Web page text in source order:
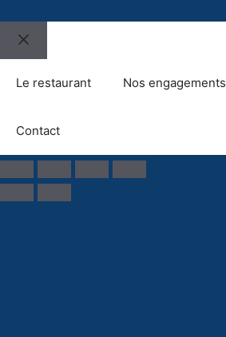
Le restaurant Nos engagements
Contact